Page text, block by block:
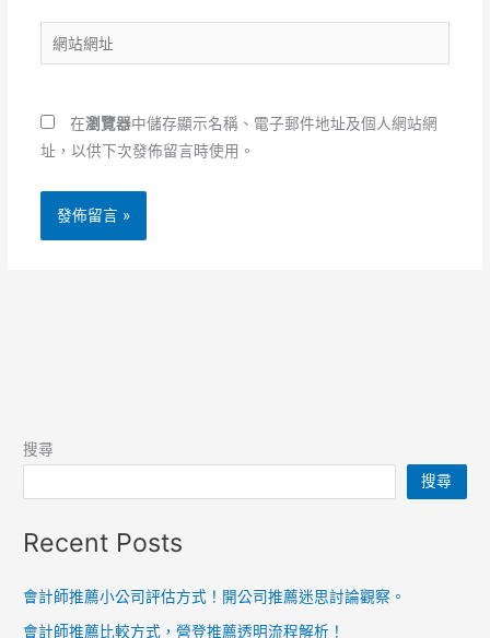
件
地
*
站
址
在瀏覽器中儲存顯示名稱、電子郵件地址及個人網站網
址，以供下次發佈留言時使用。
搜尋
搜尋
Recent Posts
會計師推薦小公司評估方式！開公司推薦迷思討論觀察。
會計師推薦比較方式，營登推薦透明流程解析！